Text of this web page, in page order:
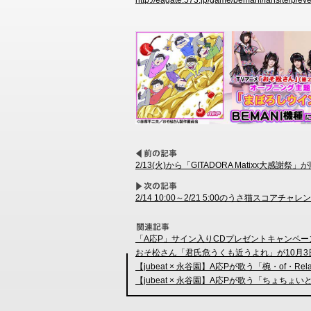
2/13(火)から「GITADORA Matixx大感謝祭」が
2/14 10:00～2/21 5:00のうさ猫スコアチャレ
「A応P」サイン入りCDプレゼントキャンペー
おそ松さん「君氏危うくも近うよれ」が10月
【jubeat × 永谷園】A応Pが歌う「椀・of・
【jubeat × 永谷園】A応Pが歌う「ちょちょ